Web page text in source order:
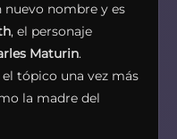
nombre y es
, el personaje
Maturin.
tópico una vez más
la madre del